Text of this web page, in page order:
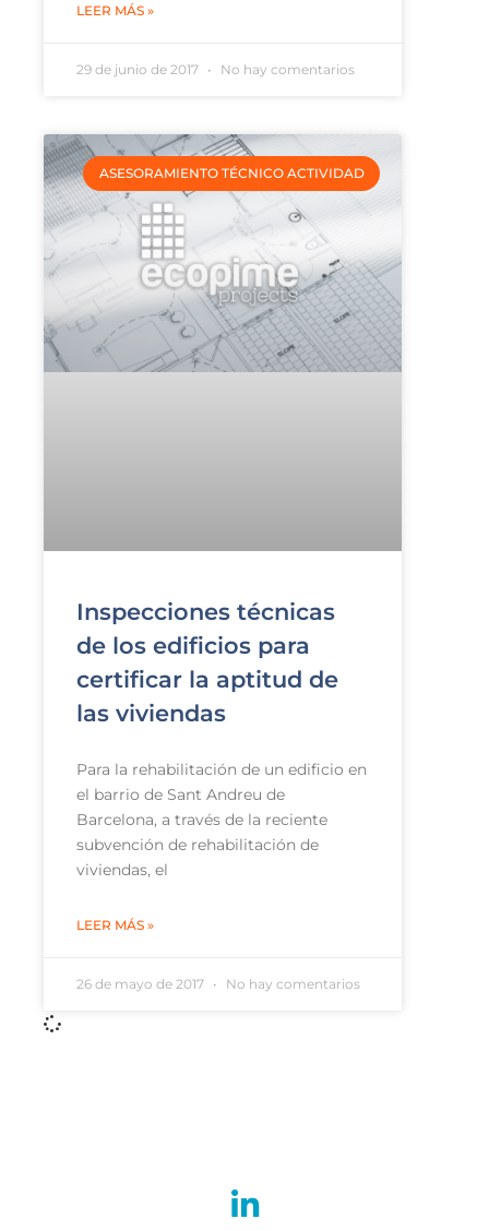
LEER MÁS »
29 de junio de 2017 No hay comentarios
ASESORAMIENTO TÉCNICO ACTIVIDAD
Inspecciones técnicas
de los edificios para
certificar la aptitud de
las viviendas
Para la rehabilitación de un edificio en
el barrio de Sant Andreu de
Barcelona, ​​a través de la reciente
subvención de rehabilitación de
viviendas, el
LEER MÁS »
26 de mayo de 2017 No hay comentarios